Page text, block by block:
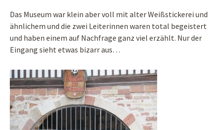
Das Museum war klein aber voll mit alter Weißstickerei und
ähnlichem und die zwei Leiterinnen waren total begeistert
und haben einem auf Nachfrage ganz viel erzählt. Nur der
Eingang sieht etwas bizarr aus…